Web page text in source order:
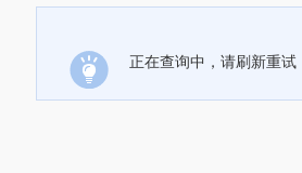
正在查询中，请刷新重试